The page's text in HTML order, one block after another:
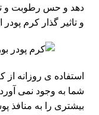
دهد و حس رطوبت و
و تاثیر گذار کرم
استفاده ی روزانه
شما به وجود نمی
بیشتری را به منافذ